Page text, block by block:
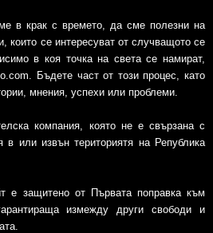
в крак с времето, да сме полезни на
които се интересуват от случващото се
в коя точка на света се намират,
Бъдете част от този процес, като
мнения, успехи или проблеми.
компания, която не е свързана с
в или извън териториятя на Република
е защитено от Първата поправка към
измежду други свободи и